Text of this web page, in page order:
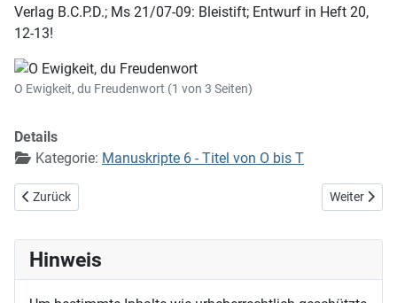
Verlag B.C.P.D.; Ms 21/07-09: Bleistift; Entwurf in Heft 20,
12-13!
O Ewigkeit, du Freudenwort (1 von 3 Seiten)
Details
Kategorie: Manuskripte 6 - Titel von O bis T
Vorheriger Beitrag: O Ewigkeit, du Donnerwort
Zurück Nächster
Weiter
Hinweis